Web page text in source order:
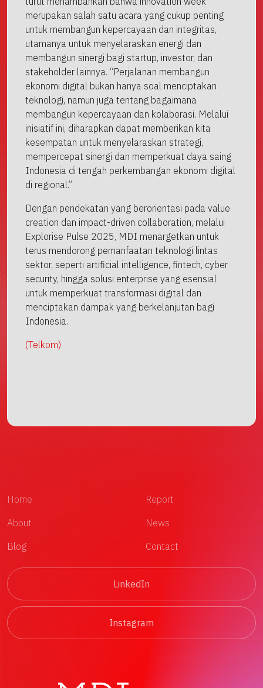
merupakan salah satu acara yang cukup penting
untuk membangun kepercayaan dan integritas,
utamanya untuk menyelaraskan energi dan
membangun sinergi bagi startup, investor, dan
stakeholder lainnya. “Perjalanan membangun
ekonomi digital bukan hanya soal menciptakan
teknologi, namun juga tentang bagaimana
membangun kepercayaan dan kolaborasi. Melalui
inisiatif ini, diharapkan dapat memberikan kita
kesempatan untuk menyelaraskan strategi,
mempercepat sinergi dan memperkuat daya saing
Indonesia di tengah perkembangan ekonomi digital
di regional.”
Dengan pendekatan yang berorientasi pada value
creation dan impact-driven collaboration, melalui
Explorise Pulse 2025, MDI menargetkan untuk
terus mendorong pemanfaatan teknologi lintas
sektor, seperti artificial intelligence, fintech, cyber
security, hingga solusi enterprise yang esensial
untuk memperkuat transformasi digital dan
menciptakan dampak yang berkelanjutan bagi
Indonesia.
(Telkom)
Home
About
Blog
Report
News
Contact
LinkedIn
Instagram